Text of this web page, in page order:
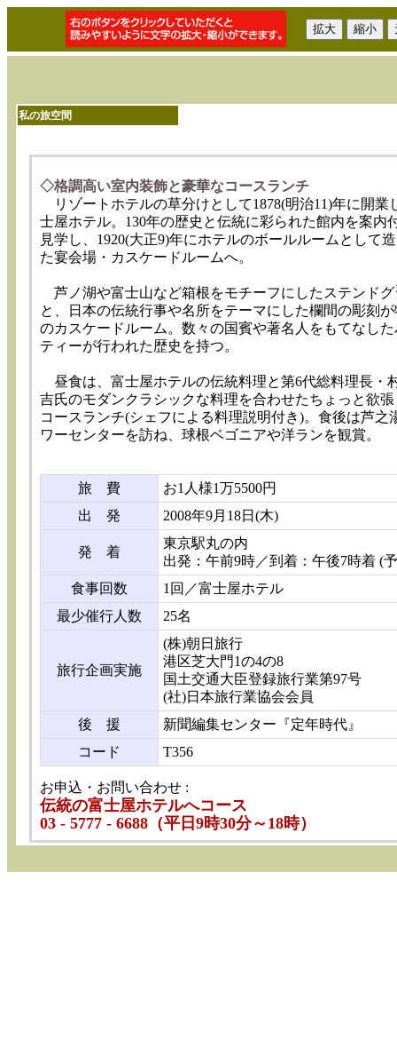
私の旅空間
◇格調高い室内装飾と豪華なコースランチ
リゾートホテルの草分けとして1878(明治11)年に開業
士屋ホテル。130年の歴史と伝統に彩られた館内を案内
見学し、1920(大正9)年にホテルのボールルームとして
た宴会場・カスケードルームへ。
芦ノ湖や富士山など箱根をモチーフにしたステンドグ
と、日本の伝統行事や名所をテーマにした欄間の彫刻
のカスケードルーム。数々の国賓や著名人をもてなし
ティーが行われた歴史を持つ。
昼食は、富士屋ホテルの伝統料理と第6代総料理長・
吉氏のモダンクラシックな料理を合わせたちょっと欲
コースランチ(シェフによる料理説明付き)。食後は芦之
ワーセンターを訪ね、球根ベゴニアや洋ランを観賞。
旅 費
お1人様1万5500円
出 発
2008年9月18日(木)
発 着
東京駅丸の内
出発：午前9時／到着：午後7時着 (
食事回数
1回／富士屋ホテル
最少催行人数
25名
旅行企画実施
(株)朝日旅行
港区芝大門1の4の8
国土交通大臣登録旅行業第97号
(社)日本旅行業協会会員
後 援
新聞編集センター『定年時代』
コード
T356
お申込・お問い合わせ :
伝統の富士屋ホテルへコース
03 - 5777 - 6688（平日9時30分～18時）